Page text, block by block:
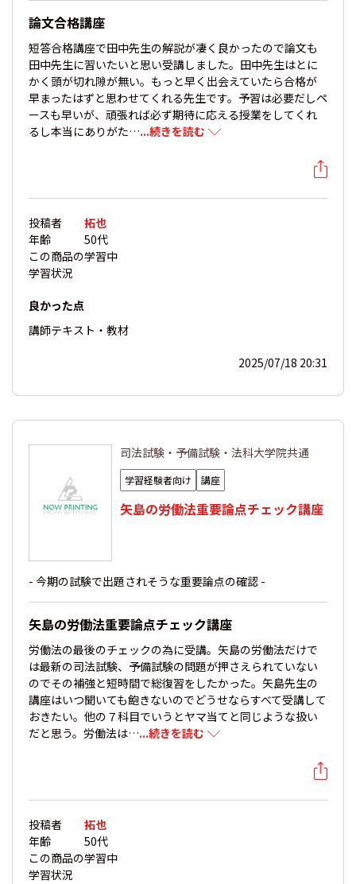
論文合格講座
短答合格講座で田中先生の解説が凄く良かったので論文も
田中先生に習いたいと思い受講しました。田中先生はとに
かく頭が切れ隙が無い。もっと早く出会えていたら合格が
早まったはずと思わせてくれる先生です。予習は必要だしペ
ースも早いが、頑張れば必ず期待に応える授業をしてくれ
るし本当にありがた…...続きを読む
投稿者
拓也
年齢
50代
この商品の
学習状況
学習中
良かった点
講師テキスト・教材
2025/07/18 20:31
司法試験・予備試験・法科大学院共通
学習経験者向け 講座
矢島の労働法重要論点チェック講座
- 今期の試験で出題されそうな重要論点の確認 -
矢島の労働法重要論点チェック講座
労働法の最後のチェックの為に受講。矢島の労働法だけで
は最新の司法試験、予備試験の問題が押さえられていない
のでその補強と短時間で総復習をしたかった。矢島先生の
講座はいつ聞いても飽きないのでどうせならすべて受講して
おきたい。他の７科目でいうとヤマ当てと同じような扱い
だと思う。労働法は…...続きを読む
投稿者
拓也
年齢
50代
この商品の
学習状況
学習中